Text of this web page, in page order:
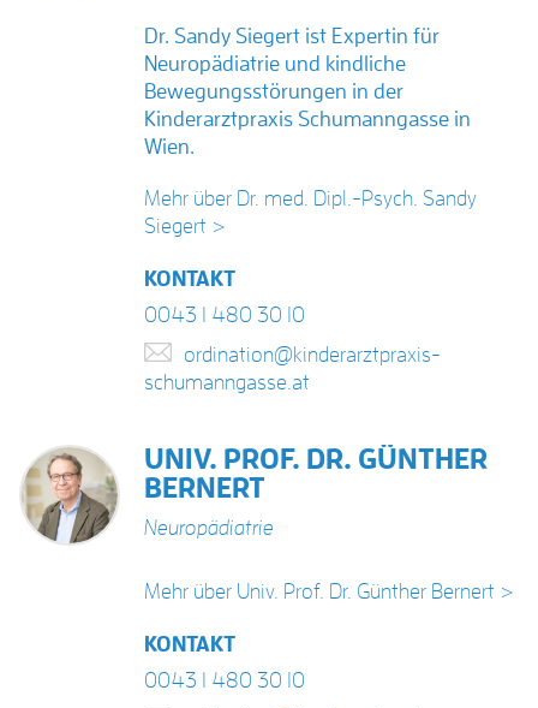
Dr. Sandy Siegert ist Expertin für
Neuropädiatrie und kindliche
Bewegungsstörungen in der
Kinderarztpraxis Schumanngasse in
Wien.
Mehr über Dr. med. Dipl.-Psych. Sandy
Siegert >
KONTAKT
0043 1 480 30 10
ordination@kinderarztpraxis-
schumanngasse.at
UNIV. PROF. DR. GÜNTHER
BERNERT
Neuropädiatrie
Mehr über Univ. Prof. Dr. Günther Bernert >
KONTAKT
0043 1 480 30 10